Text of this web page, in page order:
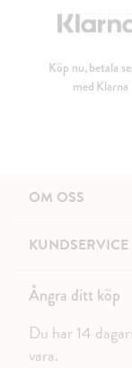
Köp nu, betala
med Klarna
OM OSS
KUNDSERVICE
Ångra ditt köp
Du har 14
vara.